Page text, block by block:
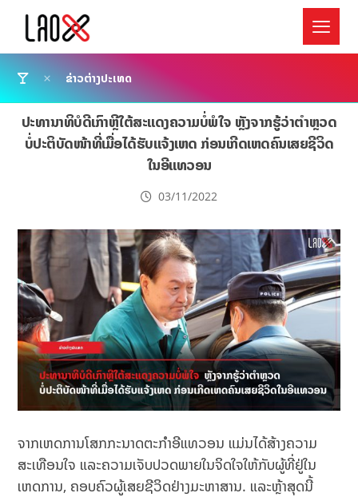
ຂ່າວຕ່າງປະເທດ
ປະທານາທິບໍດີເກົາຫຼີໃຕ້ສະແດງຄວາມບໍ່ພໍໃຈ ຫຼັງຈາກຮູ້ວ່າຕໍາຫຼວດ
ບໍ່ປະຕິບັດໜ້າທີ່ເມື່ອໄດ້ຮັບແຈ້ງເຫດ ກ່ອນເກີດເຫດຄົນເສຍຊີວິດ
ໃນອີແທວອນ
03/11/2022
ຈາກເຫດການໂສກກະນາດຕະກໍາອີແທວອນ ແມ່ນໄດ້ສ້າງຄວາມ
ສະເທືອນໃຈ ແລະຄວາມເຈັບປວດພາຍໃນຈິດໃຈໃຫ້ກັບຜູ້ທີ່ຢູ່ໃນ
ເຫດການ, ຄອບຄົວຜູ້ເສຍຊີວິດຢ່າງມະຫາສານ. ແລະຫຼ້າສຸດນີ້